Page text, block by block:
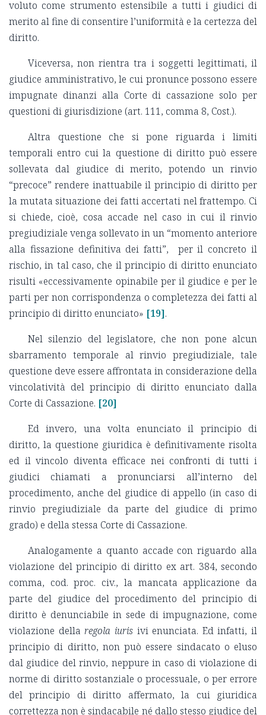
voluto come strumento estensibile a tutti i giudici di
merito al fine di consentire l’uniformità e la certezza del
diritto.
Viceversa, non rientra tra i soggetti legittimati, il
giudice amministrativo, le cui pronunce possono essere
impugnate dinanzi alla Corte di cassazione solo per
questioni di giurisdizione (art. 111, comma 8, Cost.).
Altra questione che si pone riguarda i limiti
temporali entro cui la questione di diritto può essere
sollevata dal giudice di merito, potendo un rinvio
“precoce” rendere inattuabile il principio di diritto per
la mutata situazione dei fatti accertati nel frattempo. Ci
si chiede, cioè, cosa accade nel caso in cui il rinvio
pregiudiziale venga sollevato in un “momento anteriore
alla fissazione definitiva dei fatti”, per il concreto il
rischio, in tal caso, che il principio di diritto enunciato
risulti «eccessivamente opinabile per il giudice e per le
parti per non corrispondenza o completezza dei fatti al
principio di diritto enunciato» [19].
Nel silenzio del legislatore, che non pone alcun
sbarramento temporale al rinvio pregiudiziale, tale
questione deve essere affrontata in considerazione della
vincolatività del principio di diritto enunciato dalla
Corte di Cassazione. [20]
Ed invero, una volta enunciato il principio di
diritto, la questione giuridica è definitivamente risolta
ed il vincolo diventa efficace nei confronti di tutti i
giudici chiamati a pronunciarsi all’interno del
procedimento, anche del giudice di appello (in caso di
rinvio pregiudiziale da parte del giudice di primo
grado) e della stessa Corte di Cassazione.
Analogamente a quanto accade con riguardo alla
violazione del principio di diritto ex art. 384, secondo
comma, cod. proc. civ., la mancata applicazione da
parte del giudice del procedimento del principio di
diritto è denunciabile in sede di impugnazione, come
violazione dellaregola iurisivi enunciata. Ed infatti, il
principio di diritto, non può essere sindacato o eluso
dal giudice del rinvio, neppure in caso di violazione di
norme di diritto sostanziale o processuale, o per errore
del principio di diritto affermato, la cui giuridica
correttezza non è sindacabile né dallo stesso giudice del